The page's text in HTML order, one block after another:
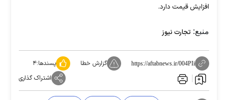
افزایش قیمت دارد.
منبع: تجارت نیوز
https://aftabnews.ir/004PIi گزارش خطا پسندها:۴
اشتراک گذاری